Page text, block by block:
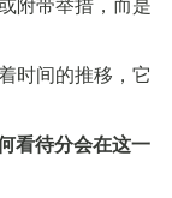
附带举措，而是
时间的推移，它
看待分会在这一